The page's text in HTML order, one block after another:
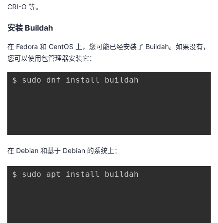
注
者
学
的
课
我
的
我
的
我
支
持
技
术
的
云
CRI-O 等。
安装 Buildah
在 Fedora 和 CentOS 上，您可能已经安装了 Buildah。如果没有，
您可以使用包管理器安装它：
$ sudo dnf install buildah
在 Debian 和基于 Debian 的系统上：
$ sudo apt install buildah